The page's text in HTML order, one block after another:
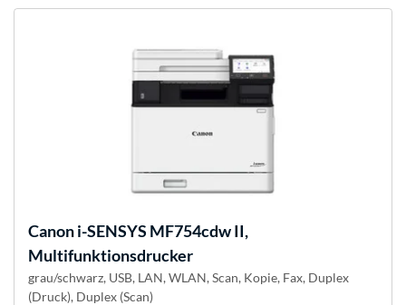
Canoni-SENSYS MF754cdw II,
Multifunktionsdrucker
grau/schwarz, USB, LAN, WLAN, Scan, Kopie, Fax, Duplex
(Druck), Duplex (Scan)